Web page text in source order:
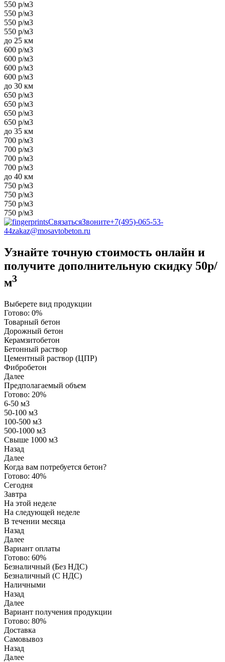
550 р/м3
550 р/м3
550 р/м3
550 р/м3
до 25 км
600 р/м3
600 р/м3
600 р/м3
600 р/м3
до 30 км
650 р/м3
650 р/м3
650 р/м3
650 р/м3
до 35 км
700 р/м3
700 р/м3
700 р/м3
700 р/м3
до 40 км
750 р/м3
750 р/м3
750 р/м3
750 р/м3
СвязатьсяЗвоните+7(495)-065-53-
44zakaz@mosavtobeton.ru
Узнайте точную стоимость онлайн и
получите дополнительную скидку 50р/
м3
Выберете вид продукции
Готово: 0%
Товарный бетон
Дорожный бетон
Керамзитобетон
Бетонный раствор
Цементный раствор (ЦПР)
Фибробетон
Далее
Предполагаемый объем
Готово: 20%
6-50 м3
50-100 м3
100-500 м3
500-1000 м3
Свыше 1000 м3
Назад
Далее
Когда вам потребуется бетон?
Готово: 40%
Сегодня
Завтра
На этой неделе
На следующей неделе
В течении месяца
Назад
Далее
Вариант оплаты
Готово: 60%
Безналичный (Без НДС)
Безналичный (С НДС)
Наличными
Назад
Далее
Вариант получения продукции
Готово: 80%
Доставка
Самовывоз
Назад
Далее